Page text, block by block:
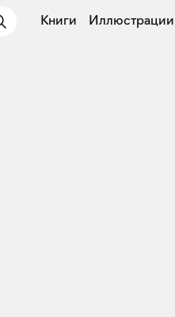
Книги Иллюстрации